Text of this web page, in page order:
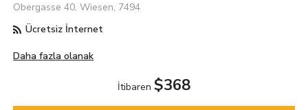
Obergasse 40, Wiesen, 7494
Ücretsiz İnternet
Daha fazla olanak
İtibaren $368